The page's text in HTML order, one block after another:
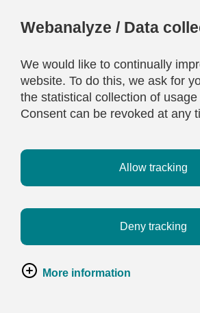
Webanalyze / Data
We would like to continually
website. To do this, we ask for
the statistical collection of
Consent can be revoked at any
Allow tracking
Deny tracking
More information